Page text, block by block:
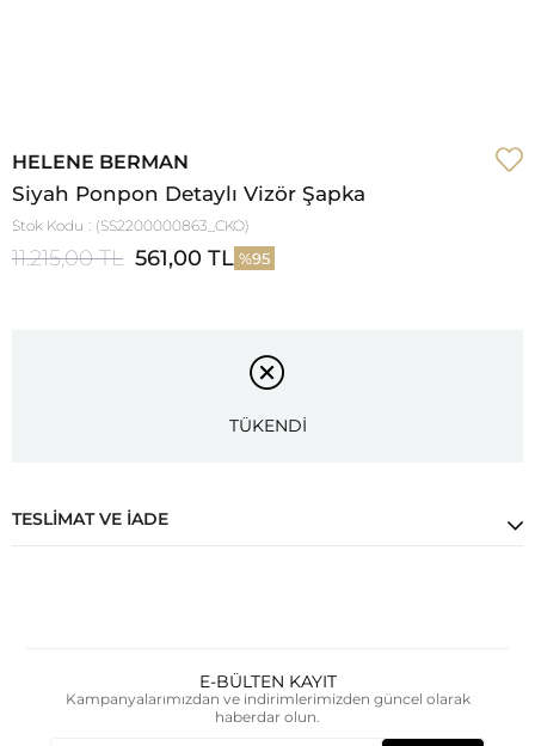
HELENE BERMAN
Siyah Ponpon Detaylı Vizör Şapka
Stok Kodu (SS2200000863_CKO)
11.215,00 TL 561,00 TL 95
TÜKENDİ
TESLIMAT VE İADE
E-BÜLTEN KAYIT
Kampanyalarımızdan ve indirimlerimizden güncel olarak
haberdar olun.